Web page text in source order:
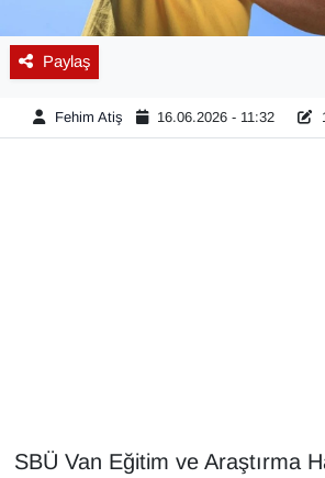
Paylaş
Fehim Atiş 16.06.2026 - 11:32
SBÜ Van Eğitim ve Araştırma
Emlak
En çok konuşulanlar
GENEL